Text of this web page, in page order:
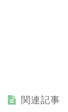
関連記事